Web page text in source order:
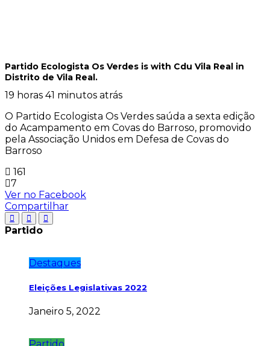
Partido Ecologista Os Verdes is with Cdu Vila Real in
Distrito de Vila Real.
19 horas 41 minutos atrás
O Partido Ecologista Os Verdes saúda a sexta edição
do Acampamento em Covas do Barroso, promovido
pela Associação Unidos em Defesa de Covas do
Barroso
161
7
Ver no Facebook
Compartilhar
Partido
Destaques
Eleições Legislativas 2022
Janeiro 5, 2022
Partido